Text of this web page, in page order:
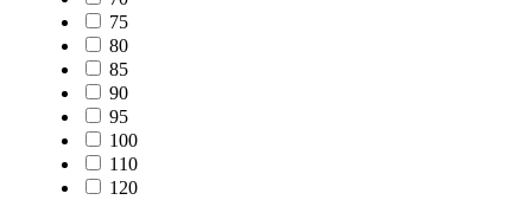
75
80
85
90
95
100
110
120